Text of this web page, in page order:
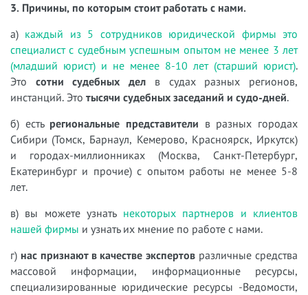
3. Причины, по которым стоит работать с нами.
а) каждый из 5 сотрудников юридической фирмы это
специалист с судебным успешным опытом не менее 3 лет
(младший юрист) и не менее 8-10 лет (старший юрист).
Это сотни судебных дел в судах разных регионов,
инстанций. Это тысячи судебных заседаний и судо-дней.
б) есть региональные представители в разных городах
Сибири (Томск, Барнаул, Кемерово, Красноярск, Иркутск)
и городах-миллионниках (Москва, Санкт-Петербург,
Екатеринбург и прочие) с опытом работы не менее 5-8
лет.
в) вы можете узнать некоторых партнеров и клиентов
нашей фирмы и узнать их мнение по работе с нами.
г) нас признают в качестве экспертов различные средства
массовой информации, информационные ресурсы,
специализированные юридические ресурсы -Ведомости,